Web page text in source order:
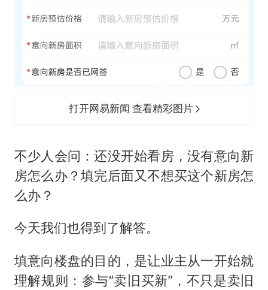
打开网易新闻 查看精彩图片
不少人会问：还没开始看房，没有意向新
房怎么办？填完后面又不想买这个新房怎
么办？
今天我们也得到了解答。
填意向楼盘的目的，是让业主从一开始就
理解规则：参与“卖旧买新”，不只是卖旧